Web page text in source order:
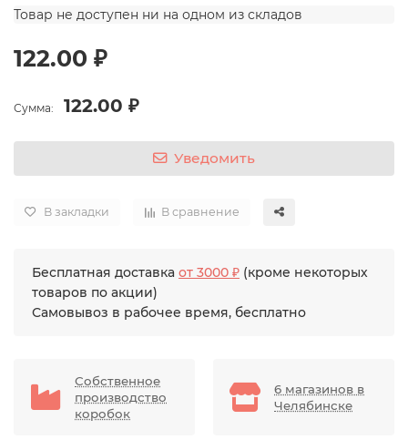
Товар не доступен ни на одном из складов
122.00 ₽
Сумма: 122.00 ₽
Уведомить
В закладки В сравнение
Бесплатная доставка от 3000 ₽ (кроме некоторых
товаров по акции)
Самовывоз в рабочее время, бесплатно
Собственное
производство
коробок
6 магазинов в
Челябинске